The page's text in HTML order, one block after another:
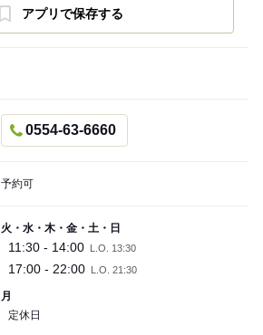
アプリで保存する
0554-63-6660
予約可
火・水・木・金・土・日
11:30 - 14:00 L.O. 13:30
17:00 - 22:00 L.O. 21:30
月
定休日